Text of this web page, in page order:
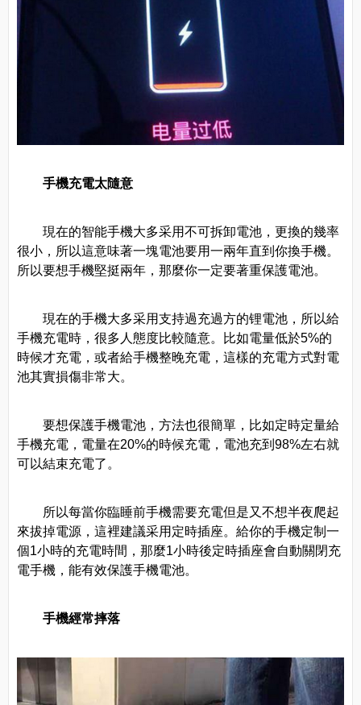
手機充電太隨意
現在的智能手機大多采用不可拆卸電池，更換的幾率
很小，所以這意味著一塊電池要用一兩年直到你換手機。
所以要想手機堅挺兩年，那麼你一定要著重保護電池。
現在的手機大多采用支持過充過方的锂電池，所以給
手機充電時，很多人態度比較隨意。比如電量低於5%的
時候才充電，或者給手機整晚充電，這樣的充電方式對電
池其實損傷非常大。
要想保護手機電池，方法也很簡單，比如定時定量給
手機充電，電量在20%的時候充電，電池充到98%左右就
可以結束充電了。
所以每當你臨睡前手機需要充電但是又不想半夜爬起
來拔掉電源，這裡建議采用定時插座。給你的手機定制一
個1小時的充電時間，那麼1小時後定時插座會自動關閉充
電手機，能有效保護手機電池。
手機經常摔落